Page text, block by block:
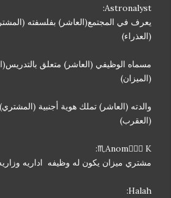
Astronalyst:
يعرف في المجتمع(العاشر) بفلسفته
(العذراء)
مسماه الوظيفي (العاشر) متعلق
(الميزان)
والدته (العاشر) تملك هوية أجنبية
(العقرب)
Anom🧜🏻‍♀ K♏:
مشتري ميزان يكون له وظيفه اداريه
Halah: